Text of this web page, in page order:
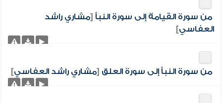
من سورة القيامة إلى سورة النبأ [مشاري راشد
العفاسي]
من سورة النبأ إلى سورة العلق [مشاري راشد العفاسي]